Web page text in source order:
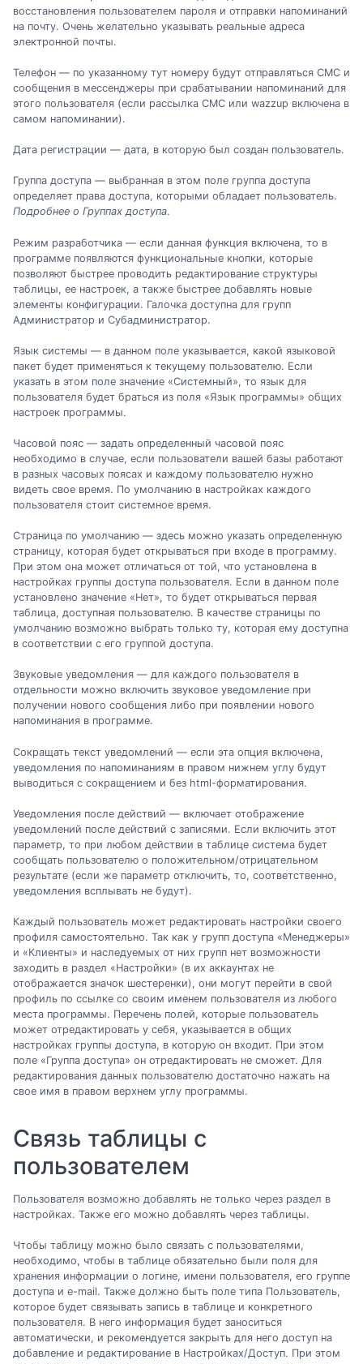
восстановления пользователем пароля и отправки напоминаний
на почту. Очень желательно указывать реальные адреса
электронной почты.
Телефон — по указанному тут номеру будут отправляться СМС и
сообщения в мессенджеры при срабатывании напоминаний для
этого пользователя (если рассылка СМС или wazzup включена в
самом напоминании).
Дата регистрации — дата, в которую был создан пользователь.
Группа доступа — выбранная в этом поле группа доступа
определяет права доступа, которыми обладает пользователь.
Подробнее о Группах доступа.
Режим разработчика — если данная функция включена, то в
программе появляются функциональные кнопки, которые
позволяют быстрее проводить редактирование структуры
таблицы, ее настроек, а также быстрее добавлять новые
элементы конфигурации. Галочка доступна для групп
Администратор и Субадминистратор.
Язык системы — в данном поле указывается, какой языковой
пакет будет применяться к текущему пользователю. Если
указать в этом поле значение «Системный», то язык для
пользователя будет браться из поля «Язык программы» общих
настроек программы.
Часовой пояс — задать определенный часовой пояс
необходимо в случае, если пользователи вашей базы работают
в разных часовых поясах и каждому пользователю нужно
видеть свое время. По умолчанию в настройках каждого
пользователя стоит системное время.
Страница по умолчанию — здесь можно указать определенную
страницу, которая будет открываться при входе в программу.
При этом она может отличаться от той, что установлена в
настройках группы доступа пользователя. Если в данном поле
установлено значение «Нет», то будет открываться первая
таблица, доступная пользователю. В качестве страницы по
умолчанию возможно выбрать только ту, которая ему доступна
в соответствии с его группой доступа.
Звуковые уведомления — для каждого пользователя в
отдельности можно включить звуковое уведомление при
получении нового сообщения либо при появлении нового
напоминания в программе.
Сокращать текст уведомлений — если эта опция включена,
уведомления по напоминаниям в правом нижнем углу будут
выводиться с сокращением и без html-форматирования.
Уведомления после действий — включает отображение
уведомлений после действий с записями. Если включить этот
параметр, то при любом действии в таблице система будет
сообщать пользователю о положительном/отрицательном
результате (если же параметр отключить, то, соответственно,
уведомления всплывать не будут).
Каждый пользователь может редактировать настройки своего
профиля самостоятельно. Так как у групп доступа «Менеджеры»
и «Клиенты» и наследуемых от них групп нет возможности
заходить в раздел «Настройки» (в их аккаунтах не
отображается значок шестеренки), они могут перейти в свой
профиль по ссылке со своим именем пользователя из любого
места программы. Перечень полей, которые пользователь
может отредактировать у себя, указывается в общих
настройках группы доступа, в которую он входит. При этом
поле «Группа доступа» он отредактировать не сможет. Для
редактирования данных пользователю достаточно нажать на
свое имя в правом верхнем углу программы.
Связь таблицы с
пользователем
Пользователя возможно добавлять не только через раздел в
настройках. Также его можно добавлять через таблицы.
Чтобы таблицу можно было связать с пользователями,
необходимо, чтобы в таблице обязательно были поля для
хранения информации о логине, имени пользователя, его группе
доступа и e-mail. Также должно быть поле типа Пользователь,
которое будет связывать запись в таблице и конкретного
пользователя. В него информация будет заноситься
автоматически, и рекомендуется закрыть для него доступ на
добавление и редактирование в Настройках/Доступ. При этом